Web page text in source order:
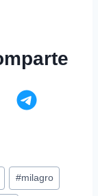
#milagro